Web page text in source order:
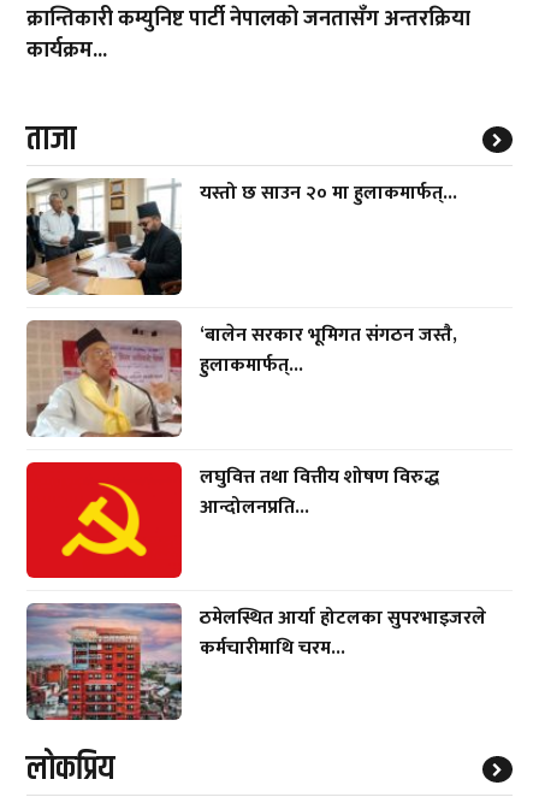
क्रान्तिकारी कम्युनिष्ट पार्टी नेपालको जनतासँग अन्तरक्रिया
कार्यक्रम...
ताजा
यस्तो छ साउन २० मा हुलाकमार्फत्...
‘बालेन सरकार भूमिगत संगठन जस्तै,
हुलाकमार्फत्...
लघुवित्त तथा वित्तीय शोषण विरुद्ध
आन्दोलनप्रति...
ठमेलस्थित आर्या होटलका सुपरभाइजरले
कर्मचारीमाथि चरम...
लाेकप्रिय